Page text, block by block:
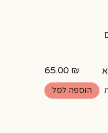
65.00 ₪
הוספה לסל